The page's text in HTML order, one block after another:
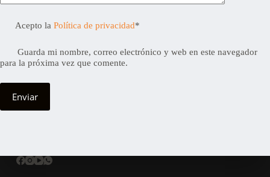
Acepto laPolítica de privacidad*
Guarda mi nombre, correo electrónico y web en este navegador
para la próxima vez que comente.
Enviar